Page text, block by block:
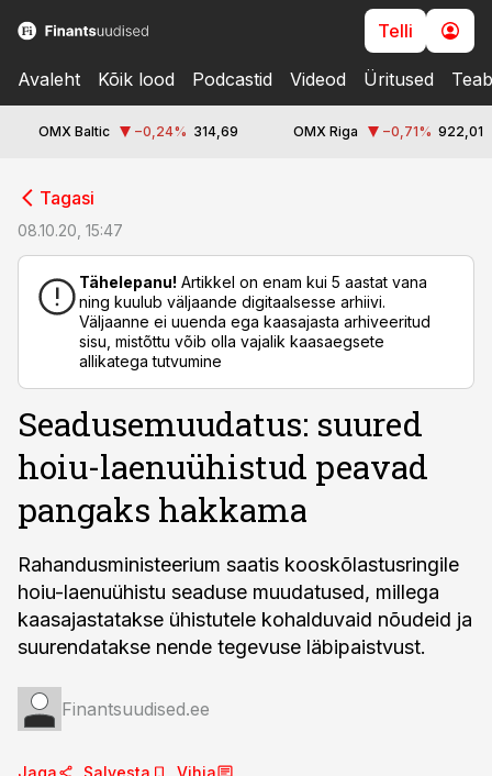
Telli
Avaleht Kõik lood Podcastid Videod Üritused
OMX Baltic −0,24% 314,69 OMX Riga −0,71% 922,01
Tagasi
08.10.20, 15:47
Tähelepanu! Artikkel on enam kui 5 aastat vana
ning kuulub väljaande digitaalsesse arhiivi.
Väljaanne ei uuenda ega kaasajasta arhiveeritud
sisu, mistõttu võib olla vajalik kaasaegsete
allikatega tutvumine
Seadusemuudatus: suured
hoiu-laenuühistud peavad
pangaks hakkama
Rahandusministeerium saatis kooskõlastusringile
hoiu-laenuühistu seaduse muudatused, millega
kaasajastatakse ühistutele kohalduvaid nõudeid ja
suurendatakse nende tegevuse läbipaistvust.
Finantsuudised.ee
Jaga Salvesta Vihja